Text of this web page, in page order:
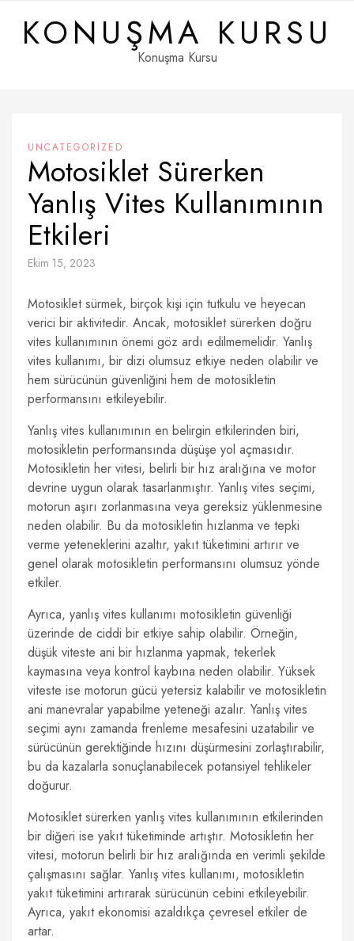
contentKONUŞMA KURSU
Konuşma Kursu
UNCATEGORIZED
Motosiklet Sürerken
Yanlış Vites Kullanımının
Etkileri
Ekim 15, 2023
Motosiklet sürmek, birçok kişi için tutkulu ve heyecan
verici bir aktivitedir. Ancak, motosiklet sürerken doğru
vites kullanımının önemi göz ardı edilmemelidir. Yanlış
vites kullanımı, bir dizi olumsuz etkiye neden olabilir ve
hem sürücünün güvenliğini hem de motosikletin
performansını etkileyebilir.
Yanlış vites kullanımının en belirgin etkilerinden biri,
motosikletin performansında düşüşe yol açmasıdır.
Motosikletin her vitesi, belirli bir hız aralığına ve motor
devrine uygun olarak tasarlanmıştır. Yanlış vites seçimi,
motorun aşırı zorlanmasına veya gereksiz yüklenmesine
neden olabilir. Bu da motosikletin hızlanma ve tepki
verme yeteneklerini azaltır, yakıt tüketimini artırır ve
genel olarak motosikletin performansını olumsuz yönde
etkiler.
Ayrıca, yanlış vites kullanımı motosikletin güvenliği
üzerinde de ciddi bir etkiye sahip olabilir. Örneğin,
düşük viteste ani bir hızlanma yapmak, tekerlek
kaymasına veya kontrol kaybına neden olabilir. Yüksek
viteste ise motorun gücü yetersiz kalabilir ve motosikletin
ani manevralar yapabilme yeteneği azalır. Yanlış vites
seçimi aynı zamanda frenleme mesafesini uzatabilir ve
sürücünün gerektiğinde hızını düşürmesini zorlaştırabilir,
bu da kazalarla sonuçlanabilecek potansiyel tehlikeler
doğurur.
Motosiklet sürerken yanlış vites kullanımının etkilerinden
bir diğeri ise yakıt tüketiminde artıştır. Motosikletin her
vitesi, motorun belirli bir hız aralığında en verimli şekilde
çalışmasını sağlar. Yanlış vites kullanımı, motosikletin
yakıt tüketimini artırarak sürücünün cebini etkileyebilir.
Ayrıca, yakıt ekonomisi azaldıkça çevresel etkiler de
artar.